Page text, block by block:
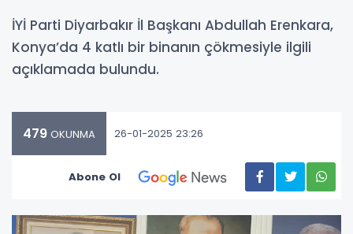
İYİ Parti Diyarbakır İl Başkanı Abdullah Erenkara,
Konya’da 4 katlı bir binanın çökmesiyle ilgili
açıklamada bulundu.
479 OKUNMA 26-01-2025 23:26
Abone Ol